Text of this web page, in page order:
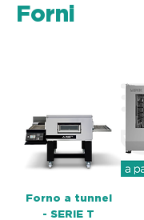
Forni
Forno a tunnel
- SERIE T